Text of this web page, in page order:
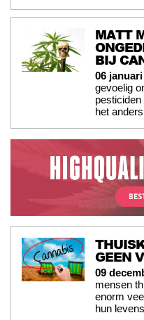
MATT
BIJ
06 januari
gevoelig
het
GEEN
09
mensen
enorm
hun